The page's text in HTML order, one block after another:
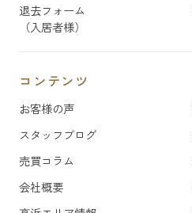
退去フォーム
（入居者様）
コンテンツ
お客様の声
スタッフブログ
売買コラム
会社概要